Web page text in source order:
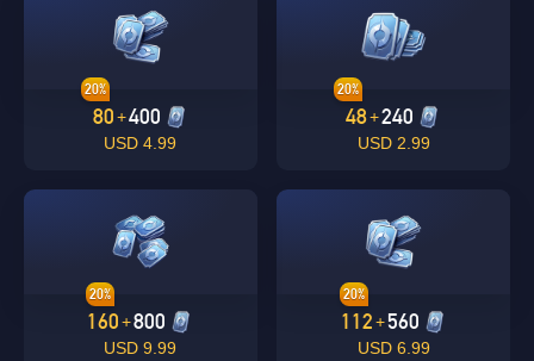
240
+
48
20%
2.99 USD
400
+
80
20%
4.99 USD
560
+
112
20%
6.99 USD
800
+
160
20%
9.99 USD